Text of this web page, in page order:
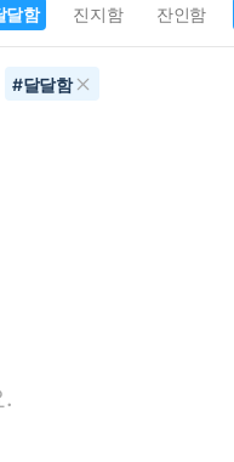
달함 진지함 잔인함
#달달함